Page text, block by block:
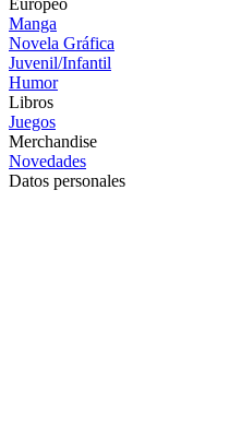
Europeo
Manga
Novela Gráfica
Juvenil/Infantil
Humor
Libros
Juegos
Merchandise
Novedades
Datos personales